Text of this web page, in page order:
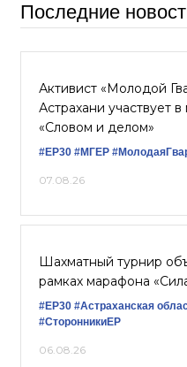
Последние
Активист «Молодой
Астрахани участвует
«Словом и делом»
#ЕР30 #‎МГЕР‬
07.08.26
Шахматный турнир
рамках марафона
#ЕР30 #Астраханская
#СторонникиЕР
06.08.26